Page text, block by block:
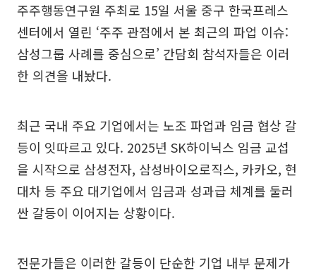
주주행동연구원 주최로 15일 서울 중구 한국프레스
센터에서 열린 ‘주주 관점에서 본 최근의 파업 이슈:
삼성그룹 사례를 중심으로’ 간담회 참석자들은 이러
한 의견을 내놨다.
최근 국내 주요 기업에서는 노조 파업과 임금 협상 갈
등이 잇따르고 있다. 2025년 SK하이닉스 임금 교섭
을 시작으로 삼성전자, 삼성바이오로직스, 카카오, 현
대차 등 주요 대기업에서 임금과 성과급 체계를 둘러
싼 갈등이 이어지는 상황이다.
전문가들은 이러한 갈등이 단순한 기업 내부 문제가